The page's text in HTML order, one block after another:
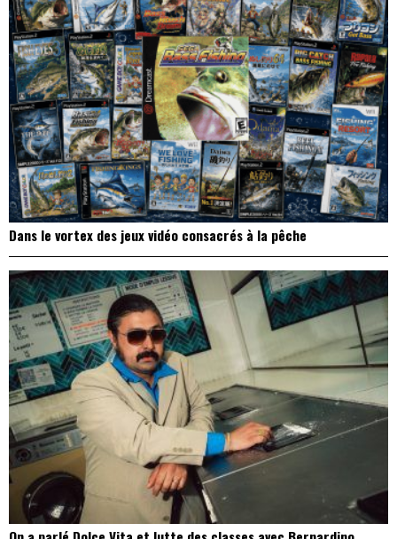
Dans le vortex des jeux vidéo consacrés à la pêche